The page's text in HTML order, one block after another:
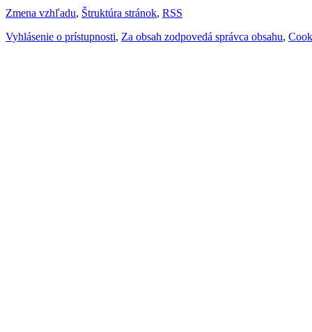
Zmena vzhľadu, Štruktúra stránok, RSS
Vyhlásenie o prístupnosti, Za obsah zodpovedá správca obsahu,